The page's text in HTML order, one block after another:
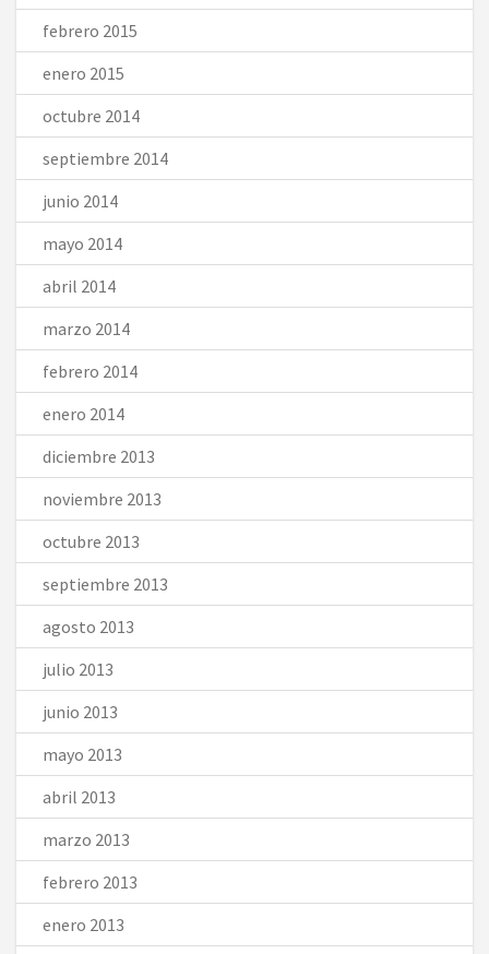
febrero 2015
enero 2015
octubre 2014
septiembre 2014
junio 2014
mayo 2014
abril 2014
marzo 2014
febrero 2014
enero 2014
diciembre 2013
noviembre 2013
octubre 2013
septiembre 2013
agosto 2013
julio 2013
junio 2013
mayo 2013
abril 2013
marzo 2013
febrero 2013
enero 2013